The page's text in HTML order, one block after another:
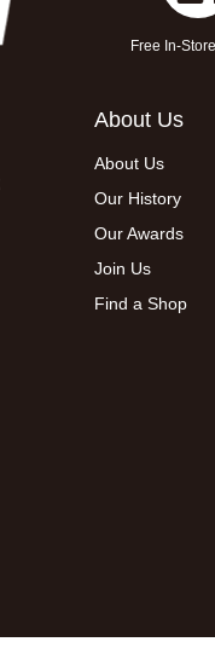
Free In-
About Us
About Us
Our History
Our Awards
Join Us
Find a Shop